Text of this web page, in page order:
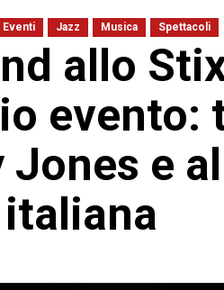
Eventi Jazz Musica Spettacoli
allo
evento:
e
italiana